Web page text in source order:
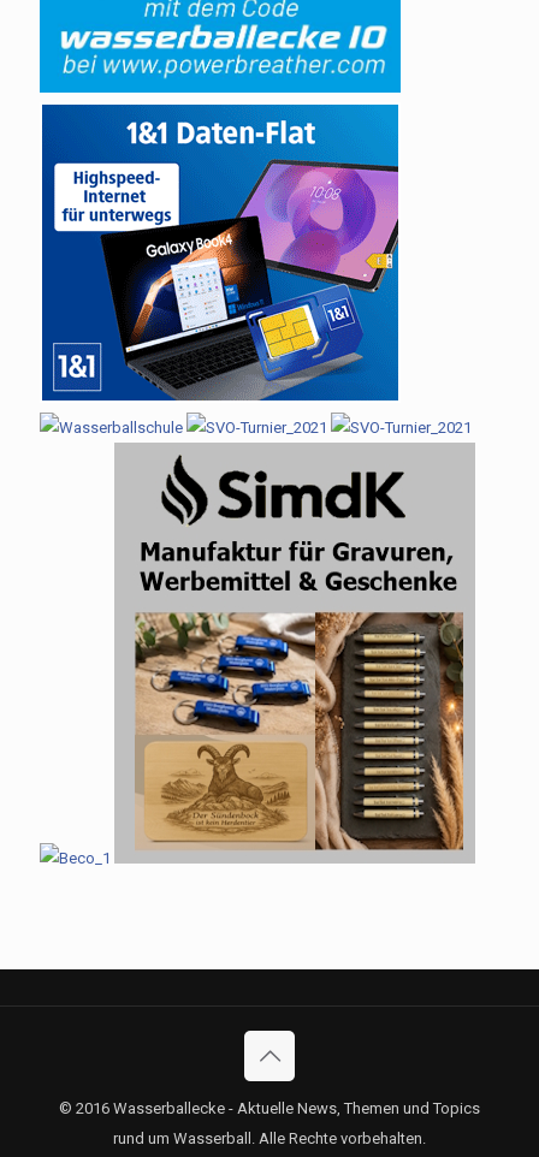
© 2016 Wasserballecke - Aktuelle News, Themen und Topics
rund um Wasserball. Alle Rechte vorbehalten.